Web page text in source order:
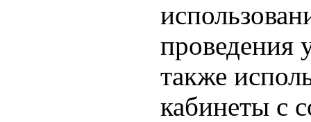
проведения
также
кабинеты с